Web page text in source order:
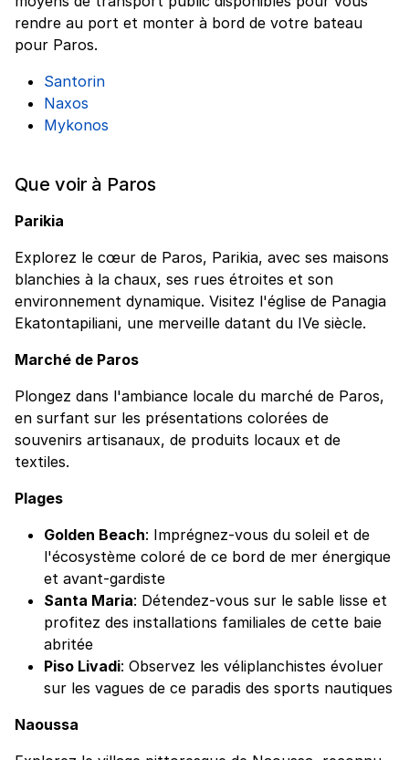
rendre au port et monter à bord de votre bateau
pour Paros.
Santorin
Naxos
Mykonos
Que voir à Paros
Parikia
Explorez le cœur de Paros, Parikia, avec ses maisons
blanchies à la chaux, ses rues étroites et son
environnement dynamique. Visitez l'église de Panagia
Ekatontapiliani, une merveille datant du IVe siècle.
Marché de Paros
Plongez dans l'ambiance locale du marché de Paros,
en surfant sur les présentations colorées de
souvenirs artisanaux, de produits locaux et de
textiles.
Plages
Golden Beach: Imprégnez-vous du soleil et de
l'écosystème coloré de ce bord de mer énergique
et avant-gardiste
Santa Maria: Détendez-vous sur le sable lisse et
profitez des installations familiales de cette baie
abritée
Piso Livadi: Observez les véliplanchistes évoluer
sur les vagues de ce paradis des sports nautiques
Naoussa